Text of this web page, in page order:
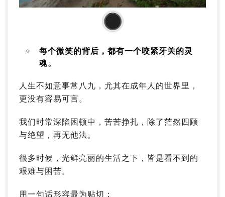
01
每个微笑的背后，都有一个咬紧牙关的灵
魂。
人生不如意事常八九，尤其在成年人的世界里，
更没有容易可言。
我们时常深陷困顿中，苦苦挣扎，除了茫然四顾
与绝望，再无他法。
很多时候，光鲜亮丽的生活之下，皆是看不到的
艰难与困苦。
用一句话形容最为贴切：